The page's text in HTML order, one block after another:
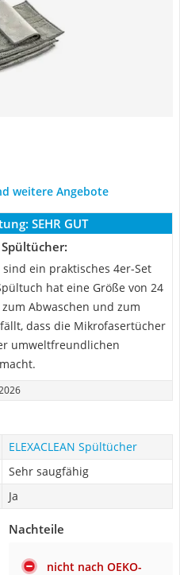
weitere Angebote
SEHR GUT
Spültücher:
ein praktisches 4er-Set
hat eine Größe von 24
Abwaschen und zum
dass die Mikrofasertücher
umweltfreundlichen
ELEXACLEAN Spültücher
Sehr saugfähig
Ja
Nachteile
nicht nach OEKO-